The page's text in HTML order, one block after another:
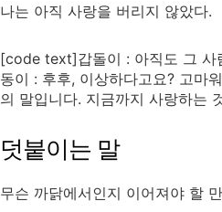
나는 아직 사랑을 버리지 않았다.
[code text]갑돌이 : 아직도 그 사
동이 : 후후, 이상하다고요? 고마
의 말입니다. 지금까지 사랑하는
덧붙이는 말
무슨 까닭에서인지 이어져야 할